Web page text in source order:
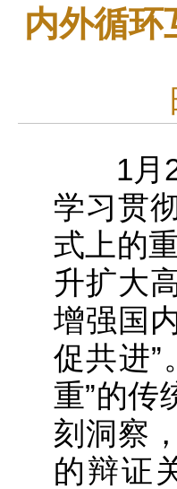
内外循环
1月20
学习贯
式上的
升扩大
增强国
促共进”
重”的传
刻洞察
的辩证